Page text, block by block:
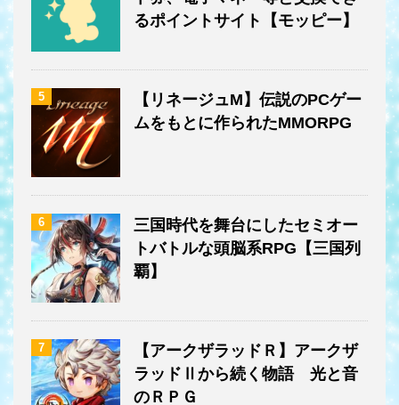
るポイントサイト【モッピー】
5
【リネージュM】伝説のPCゲー
ムをもとに作られたMMORPG
6
三国時代を舞台にしたセミオー
トバトルな頭脳系RPG【三国列
覇】
7
【アークザラッドＲ】アークザ
ラッドⅡから続く物語 光と音
のＲＰＧ